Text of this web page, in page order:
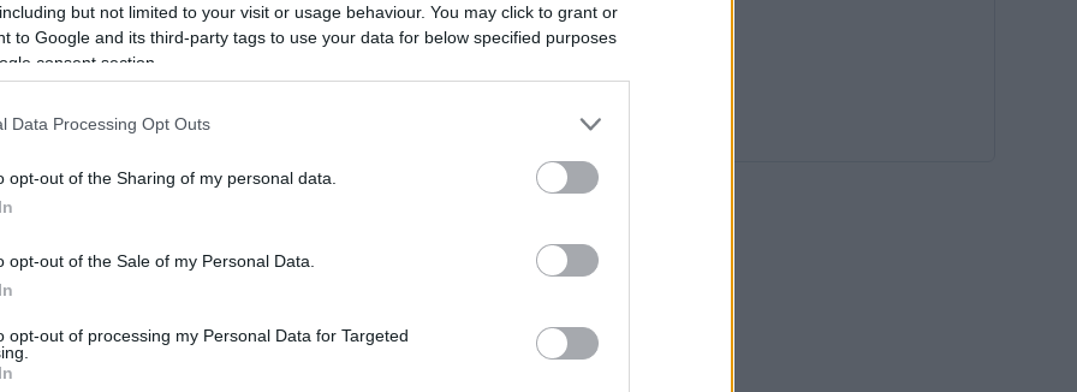
but not limited to your visit or usage behaviour. You may click to grant or
to Google and its third-party tags to use your data for below specified purposes
consent section.
Data Processing Opt Outs
opt-out of the Sharing of my personal data.
opt-out of the Sale of my Personal Data.
opt-out of processing my Personal Data for Targeted
McLarena hetedik kör végén, a biztonsági
versenyzőjét sem. Nico Hülkenberg
maradt, ami végül teljesen visszavetette
Ez a baklövés különösen
mindkét McLarent kizárták a Las Vegas-i